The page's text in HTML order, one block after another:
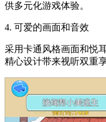
供多元化游戏体验。
4. 可爱的画面和音效
采用卡通风格画面和悦
精心设计带来视听双重享